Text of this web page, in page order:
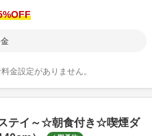
%OFF
金設定がありません。
テイ～☆朝食付き☆喫煙ダ